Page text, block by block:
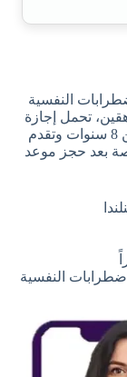
النفسية
تحمل إجازة
وماجستير في الطب النفسي، لديها خبرة تزيد عن 8 سنوات وتقدم
بعد حجز موعد
النفسية